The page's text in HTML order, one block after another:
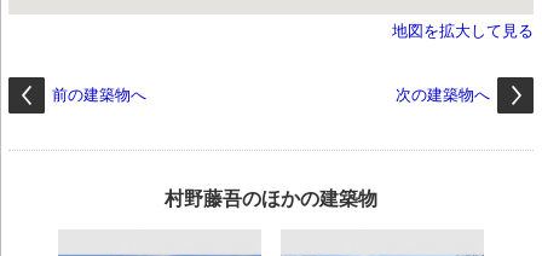
地図を拡大して見る
前の建築物へ 次の建築物へ
村野藤吾のほかの建築物